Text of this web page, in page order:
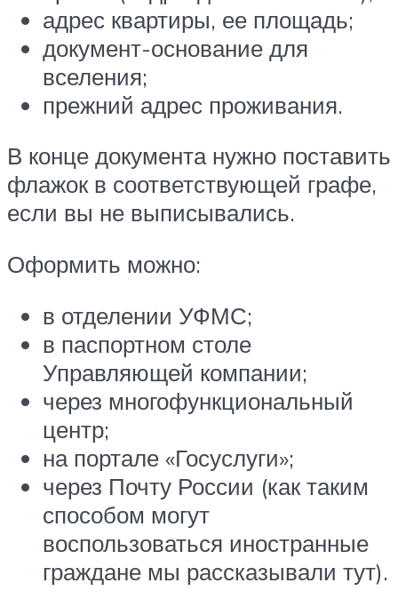
адрес квартиры, ее площадь;
документ-основание для
вселения;
прежний адрес проживания.
В конце документа нужно поставить
флажок в соответствующей графе,
если вы не выписывались.
Оформить можно:
в отделении УФМС;
в паспортном столе
Управляющей компании;
через многофункциональный
центр;
на портале «Госуслуги»;
через Почту России (как таким
способом могут
воспользоваться иностранные
граждане мы рассказывали тут).